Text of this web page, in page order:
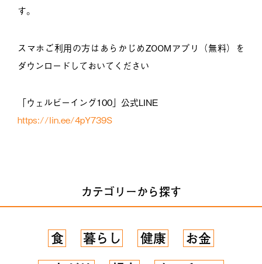
す。
スマホご利用の方はあらかじめZOOMアプリ（無料）を
ダウンロードしておいてください
「ウェルビーイング100」公式LINE
https://lin.ee/4pY739S
カテゴリーから探す
食 暮らし 健康
お金